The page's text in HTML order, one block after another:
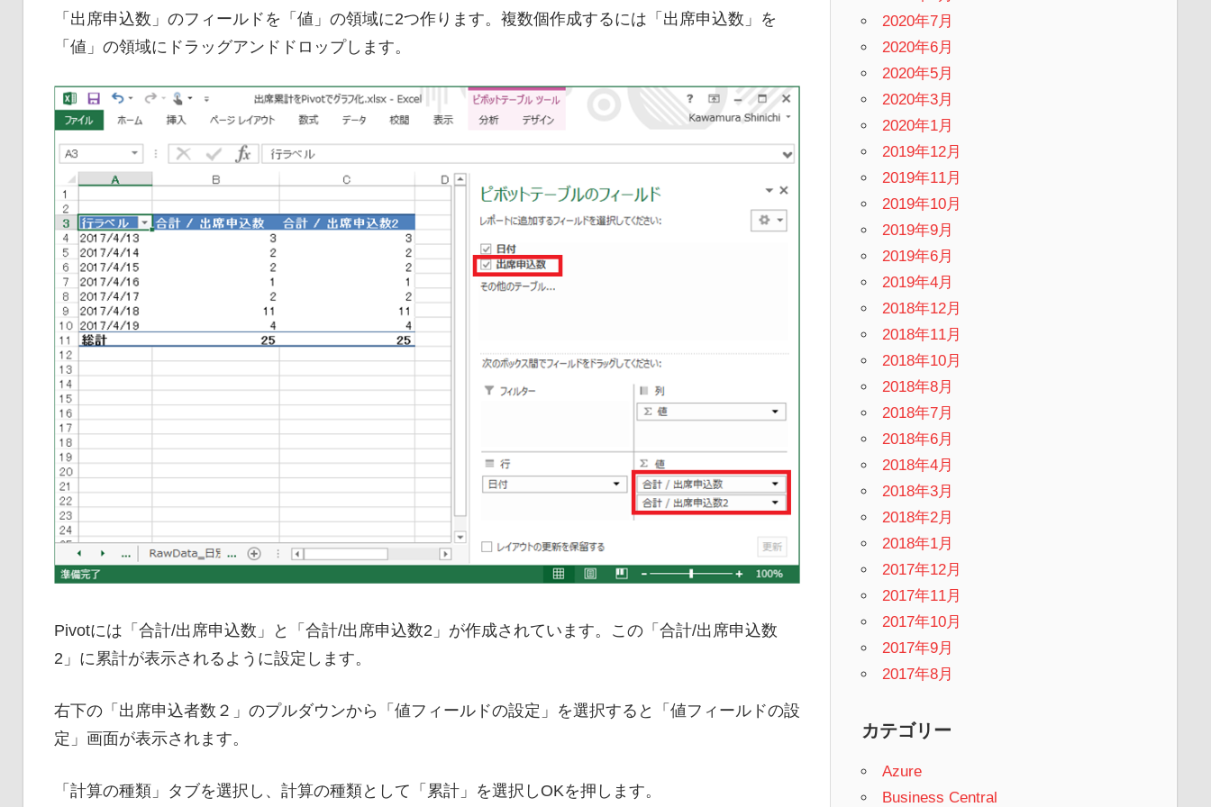
「出席申込数」のフィールドを「値」の領域に2つ作ります。複数個作成するには「出席申込数」を
「値」の領域にドラッグアンドドロップします。
Pivotには「合計/出席申込数」と「合計/出席申込数2」が作成されています。この「合計/出席申込数
2」に累計が表示されるように設定します。
右下の「出席申込者数２」のプルダウンから「値フィールドの設定」を選択すると「値フィールドの設
定」画面が表示されます。
「計算の種類」タブを選択し、計算の種類として「累計」を選択しOKを押します。
2020年7月
2020年6月
2020年5月
2020年3月
2020年1月
2019年12月
2019年11月
2019年10月
2019年9月
2019年6月
2019年4月
2018年12月
2018年11月
2018年10月
2018年8月
2018年7月
2018年6月
2018年4月
2018年3月
2018年2月
2018年1月
2017年12月
2017年11月
2017年10月
2017年9月
2017年8月
カテゴリー
Azure
Business Central